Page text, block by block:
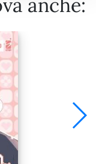
anche: